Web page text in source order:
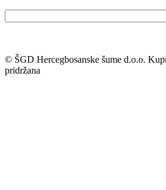
© ŠGD Hercegbosanske šume d.o.o.
pridržana